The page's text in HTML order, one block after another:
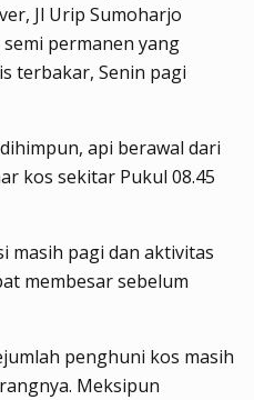
Jl Urip Sumoharjo
permanen yang
terbakar, Senin pagi
api berawal dari
kos sekitar Pukul 08.45
masih pagi dan aktivitas
membesar sebelum
penghuni kos masih
Meksipun